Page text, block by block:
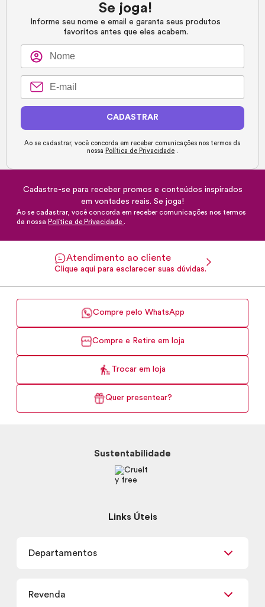
Se joga!
Informe seu nome e email e garanta seus produtos
favoritos antes que eles acabem.
CADASTRAR
Ao se cadastrar, você concorda em receber comunicações nos termos da
nossa Política de Privacidade .
Cadastre-se para receber promos e conteúdos inspirados
em vontades reais. Se joga!
Ao se cadastrar, você concorda em receber comunicações nos termos
da nossa Política de Privacidade .
Atendimento ao cliente
Clique aqui para esclarecer suas dúvidas.
Compre pelo WhatsApp
Compre e Retire em loja
Trocar em loja
Quer presentear?
Sustentabilidade
Links Úteis
Departamentos
Skincare
Revenda